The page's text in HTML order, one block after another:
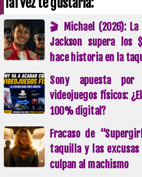
🎬 Michael (2026):
Jackson supera los
hace historia en la
Sony apuesta
videojuegos físicos:
100% digital?
Fracaso de
taquilla y las excusas
culpan al machismo